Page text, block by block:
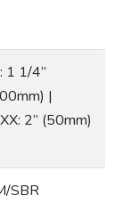
1 1/4”
|
2” (50mm)
SBR